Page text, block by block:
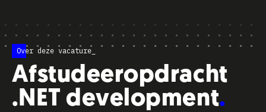
Over deze vacature_
Afstudeeropdracht
.NET development